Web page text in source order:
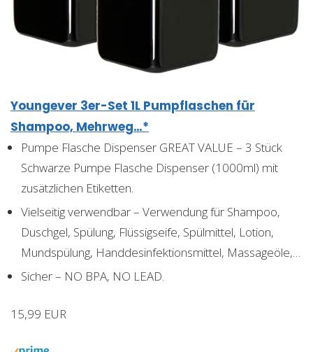
Youngever 3er-Set 1L Pumpflaschen für
Shampoo, Mehrweg…*
Pumpe Flasche Dispenser GREAT VALUE – 3 Stück
Schwarze Pumpe Flasche Dispenser (1000ml) mit
zusätzlichen Etiketten.
Vielseitig verwendbar – Verwendung für Shampoo,
Duschgel, Spülung, Flüssigseife, Spülmittel, Lotion,
Mundspülung, Handdesinfektionsmittel, Massageöle,…
Sicher – NO BPA, NO LEAD.
15,99 EUR